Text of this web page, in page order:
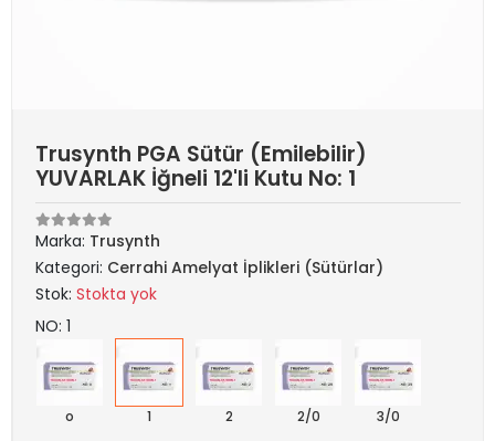
Trusynth PGA Sütür (Emilebilir)
YUVARLAK İğneli 12'li Kutu No: 1
Marka: Trusynth
Kategori: Cerrahi Amelyat İplikleri (Sütürlar)
Stok: Stokta yok
NO: 1
o 1 2 2/0 3/0